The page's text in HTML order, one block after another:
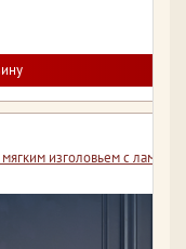
изголовьем с